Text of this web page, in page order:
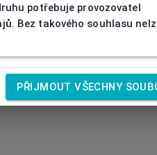
potřebuje provozovatel
Bez takového souhlasu
PŘIJMOUT VŠECHNY